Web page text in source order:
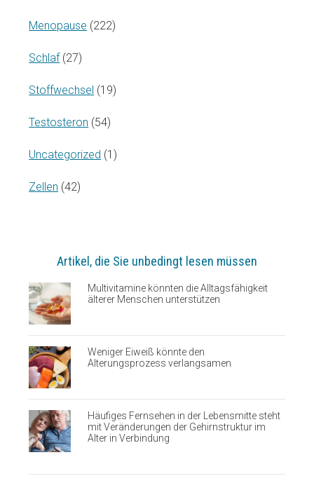
Menopause (222)
Schlaf (27)
Stoffwechsel (19)
Testosteron (54)
Uncategorized (1)
Zellen (42)
Artikel, die Sie unbedingt lesen müssen
Multivitamine könnten die Alltagsfähigkeit
älterer Menschen unterstützen
Weniger Eiweiß könnte den
Alterungsprozess verlangsamen
Häufiges Fernsehen in der Lebensmitte steht
mit Veränderungen der Gehirnstruktur im
Alter in Verbindung